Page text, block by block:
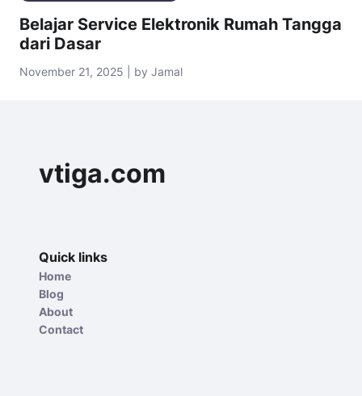
Belajar Service Elektronik Rumah Tangga
dari Dasar
November 21, 2025 | by Jamal
vtiga.com
Quick links
Home
Blog
About
Contact